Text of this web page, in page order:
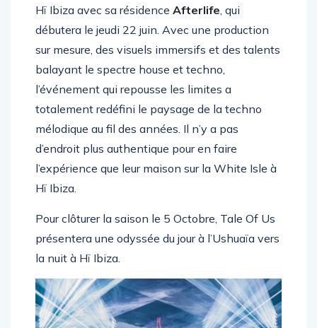
Hï Ibiza avec sa résidence Afterlife , qui
débutera le jeudi 22 juin. Avec une production
sur mesure, des visuels immersifs et des talents
balayant le spectre house et techno,
l’événement qui repousse les limites a
totalement redéfini le paysage de la techno
mélodique au fil des années. Il n’y a pas
d’endroit plus authentique pour en faire
l’expérience que leur maison sur la White Isle à
Hï Ibiza.
Pour clôturer la saison le 5 Octobre, Tale Of Us
présentera une odyssée du jour à l’Ushuaïa vers
la nuit à Hï Ibiza.